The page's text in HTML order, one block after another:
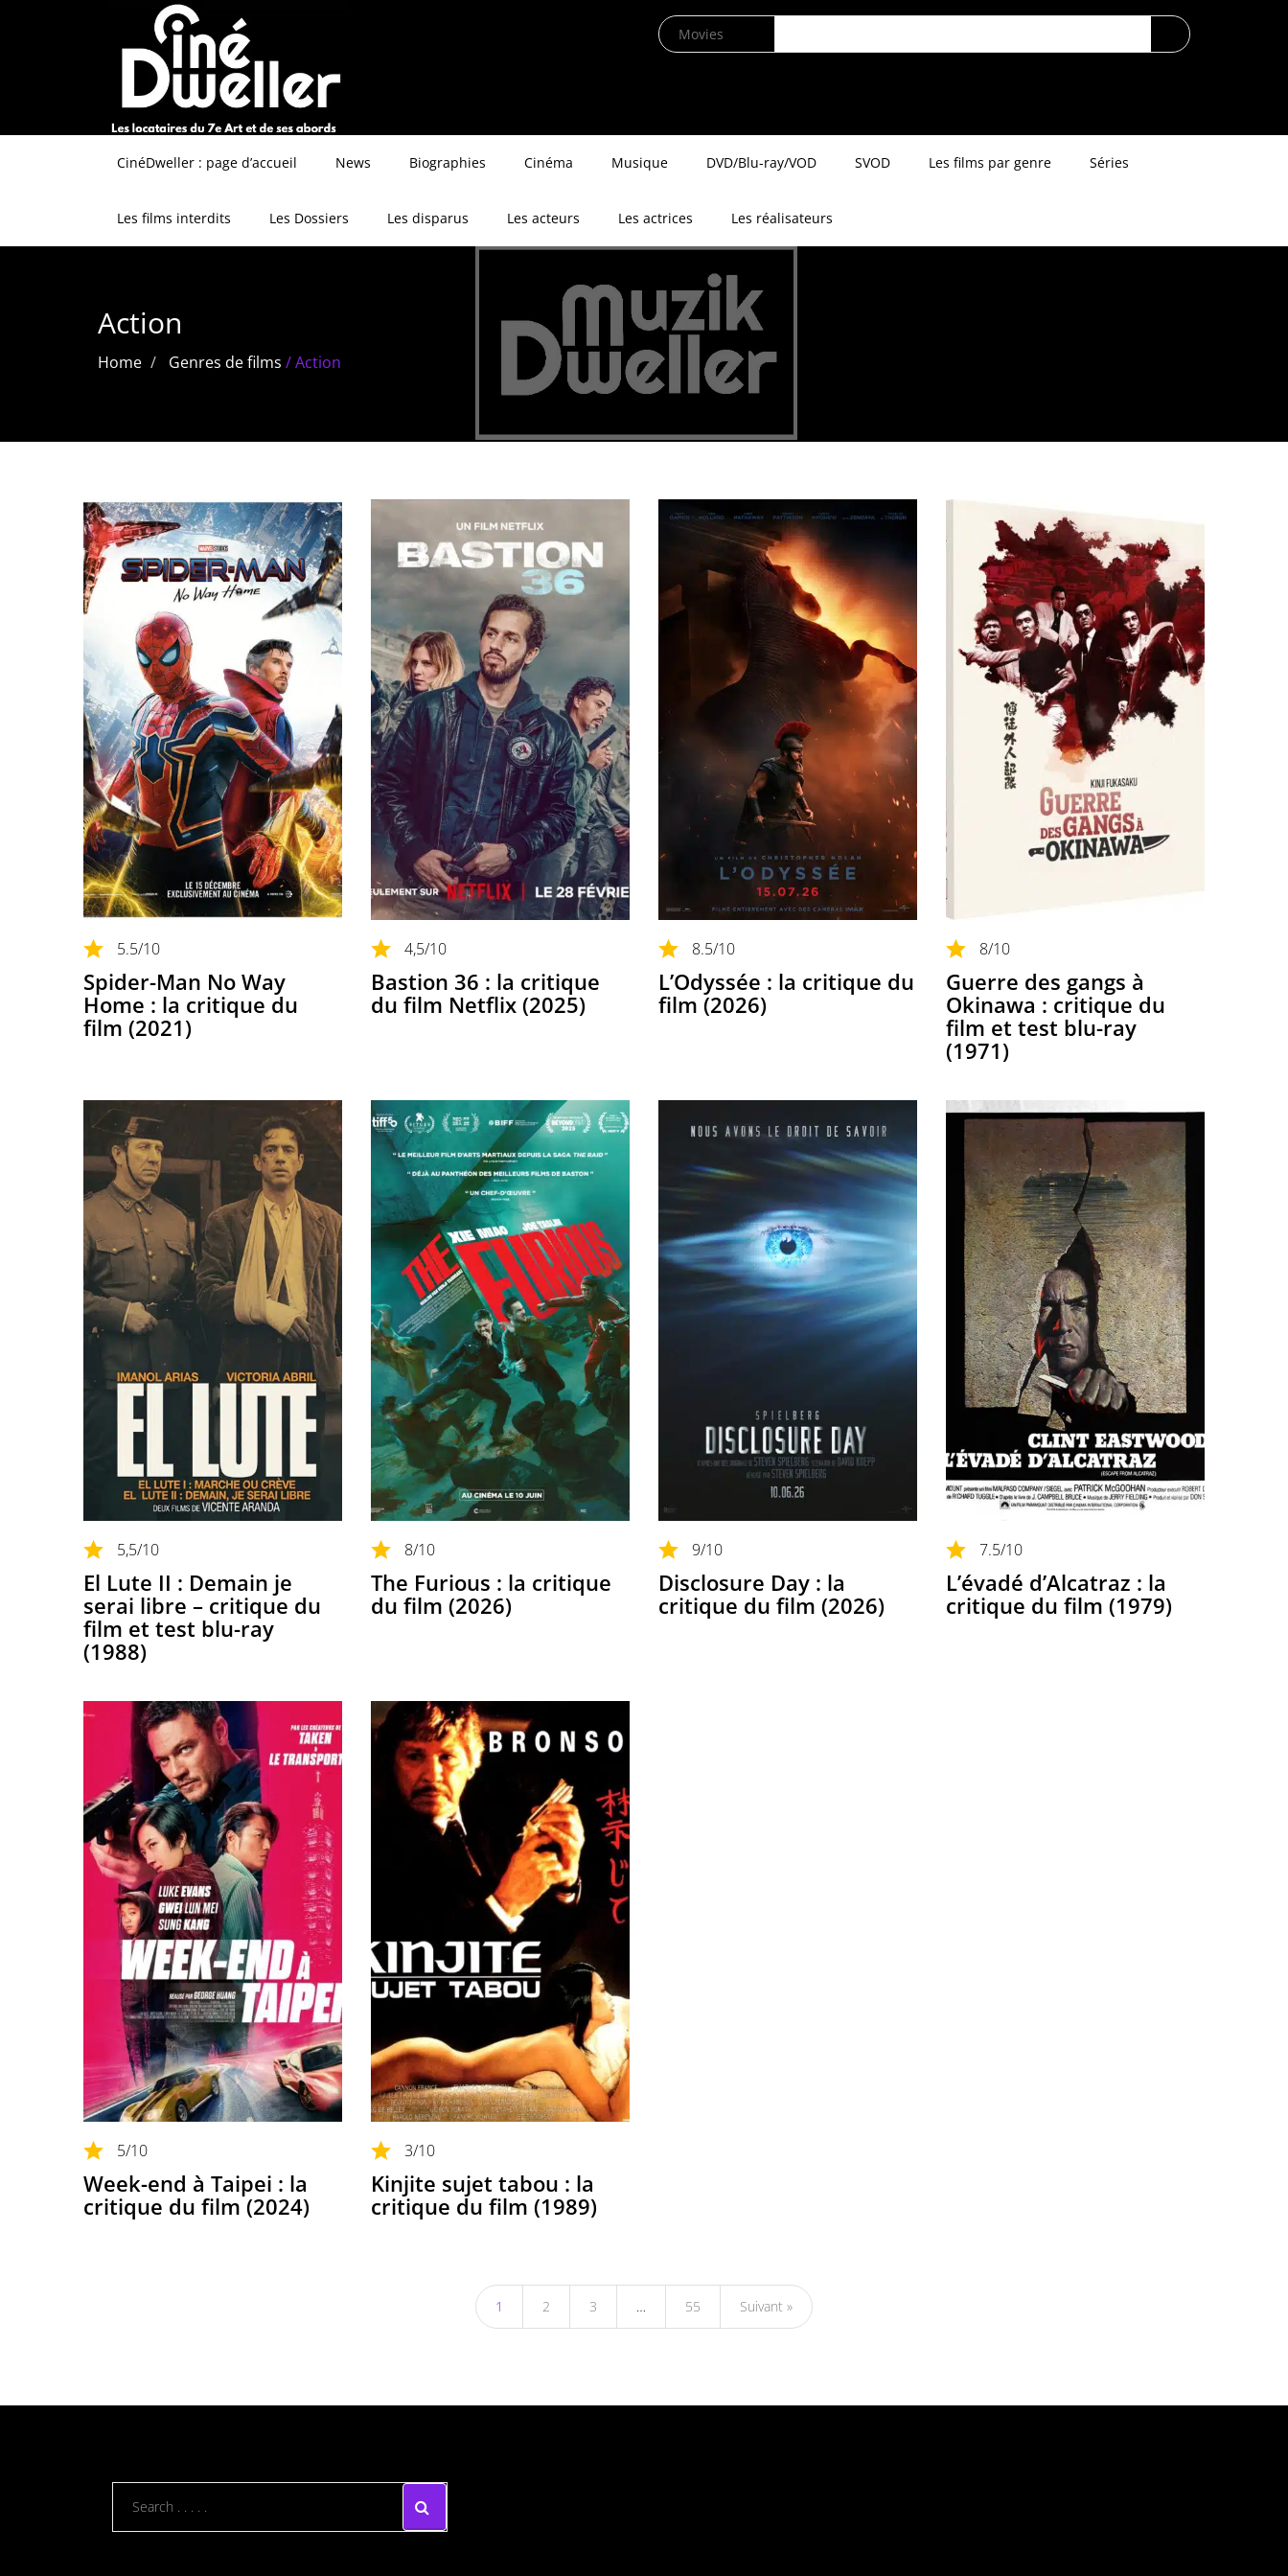
CinéDweller : page d’accueil News Biographies Cinéma Musique DVD/Blu-ray/VOD SVOD Les films par genre Séries
Les films interdits Les Dossiers Les disparus Les acteurs Les actrices Les réalisateurs
Action
Home Genres de films /Action
5.5/10
Spider-Man No Way
Home : la critique du
film (2021)
4,5/10
Bastion 36 : la critique
du film Netflix (2025)
8.5/10
L’Odyssée : la critique du
film (2026)
8/10
Guerre des gangs à
Okinawa : critique du
film et test blu-ray
(1971)
5,5/10
El Lute II : Demain je
serai libre – critique du
film et test blu-ray
(1988)
8/10
The Furious : la critique
du film (2026)
9/10
Disclosure Day : la
critique du film (2026)
7.5/10
L’évadé d’Alcatraz : la
critique du film (1979)
5/10
Week-end à Taipei : la
critique du film (2024)
3/10
Kinjite sujet tabou : la
critique du film (1989)
1 2 3 … 55 Suivant »